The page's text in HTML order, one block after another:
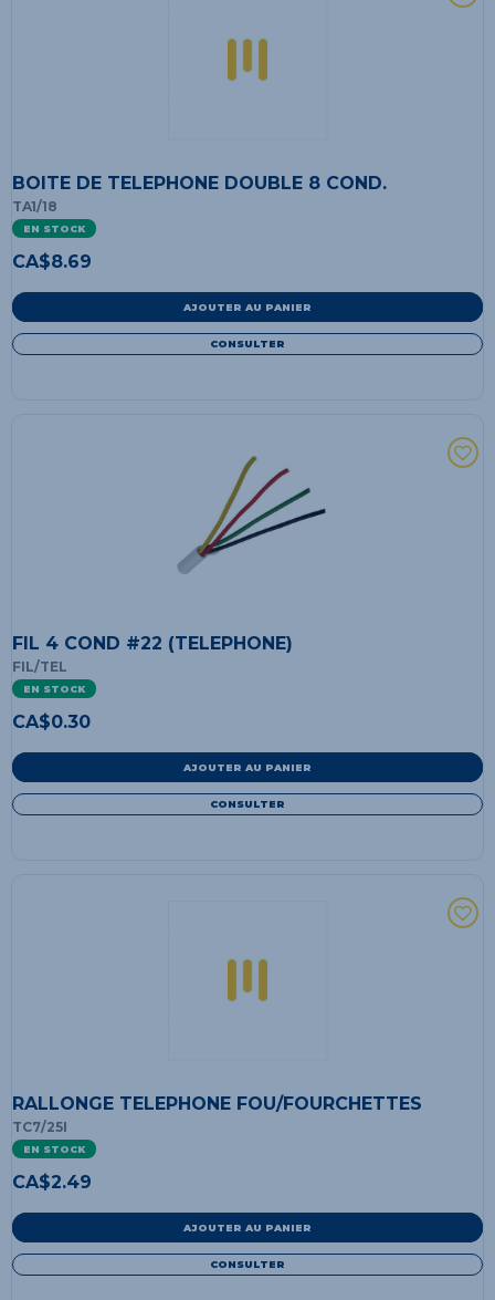
BOITE DE TELEPHONE DOUBLE 8 COND.
TA1/18
EN STOCK
CA$8.69
AJOUTER AU PANIER
CONSULTER
FIL 4 COND #22 (TELEPHONE)
FIL/TEL
EN STOCK
CA$0.30
AJOUTER AU PANIER
CONSULTER
RALLONGE TELEPHONE FOU/FOURCHETTES
TC7/25I
EN STOCK
CA$2.49
AJOUTER AU PANIER
CONSULTER